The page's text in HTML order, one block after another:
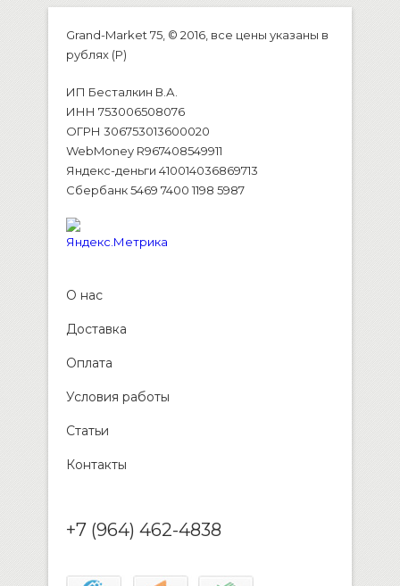
Grand-Market 75, © 2016, все цены указаны в
рублях (P)
ИП Бесталкин В.А.
ИНН 753006508076
ОГРН 306753013600020
WebMoney R967408549911
Яндекс-деньги 410014036869713
Сбербанк 5469 7400 1198 5987
О нас
Доставка
Оплата
Условия работы
Статьи
Контакты
+7 (964) 462-4838